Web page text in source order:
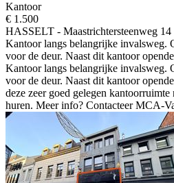
Kantoor
€ 1.500
HASSELT - Maastrichtersteenweg 14
Kantoor langs belangrijke invalsweg.
voor de deur. Naast dit kantoor
Kantoor langs belangrijke invalsweg.
voor de deur. Naast dit kantoor
deze zeer goed gelegen kantoorruimte
huren. Meer info? Contacteer MCA-